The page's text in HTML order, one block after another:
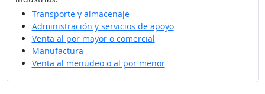
Transporte y almacenaje
Administración y servicios de apoyo
Venta al por mayor o comercial
Manufactura
Venta al menudeo o al por menor